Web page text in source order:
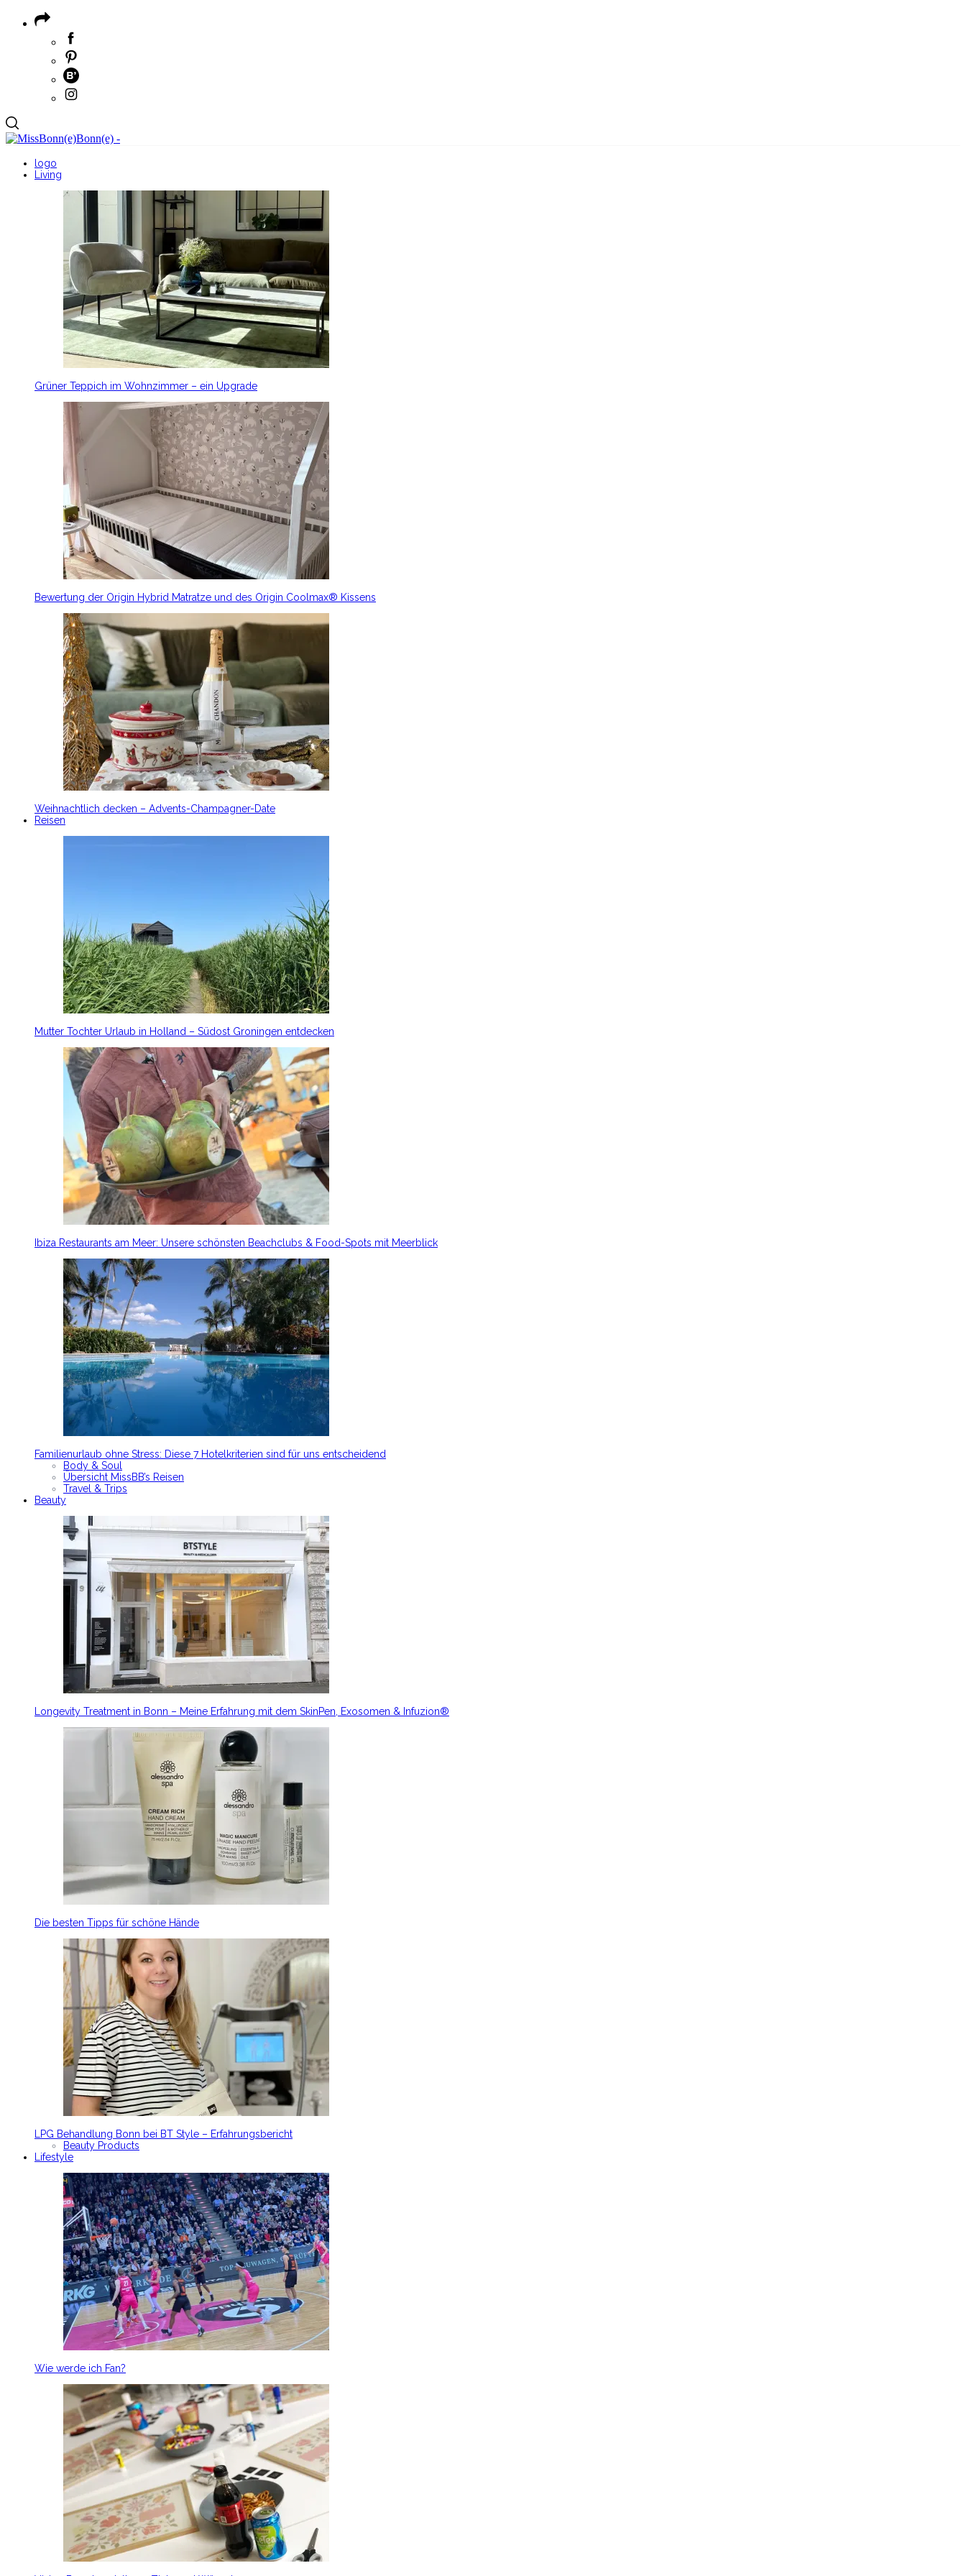
logo
Living
Grüner Teppich im Wohnzimmer – ein Upgrade
Bewertung der Origin Hybrid Matratze und des Origin Coolmax® Kissens
Weihnachtlich decken – Advents-Champagner-Date
Reisen
Mutter Tochter Urlaub in Holland – Südost Groningen entdecken
Ibiza Restaurants am Meer: Unsere schönsten Beachclubs & Food-Spots mit Meerblick
Familienurlaub ohne Stress: Diese 7 Hotelkriterien sind für uns entscheidend
Body & Soul
Übersicht MissBB’s Reisen
Travel & Trips
Beauty
Longevity Treatment in Bonn – Meine Erfahrung mit dem SkinPen, Exosomen & Infuzion®
Die besten Tipps für schöne Hände
LPG Behandlung Bonn bei BT Style – Erfahrungsbericht
Beauty Products
Lifestyle
Wie werde ich Fan?